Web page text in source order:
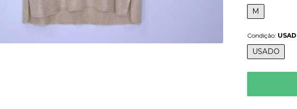
M
Condição:
USADO